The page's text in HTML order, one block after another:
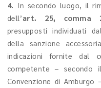
4. In secondo luogo, il
dell’art. 25,
presupposti individuati
della sanzione
indicazioni fornite dal
competente – secondo
Convenzione di